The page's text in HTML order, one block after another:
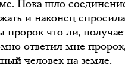
Пока шло
и наконец
что ли,
ответил мне
человек на земле.